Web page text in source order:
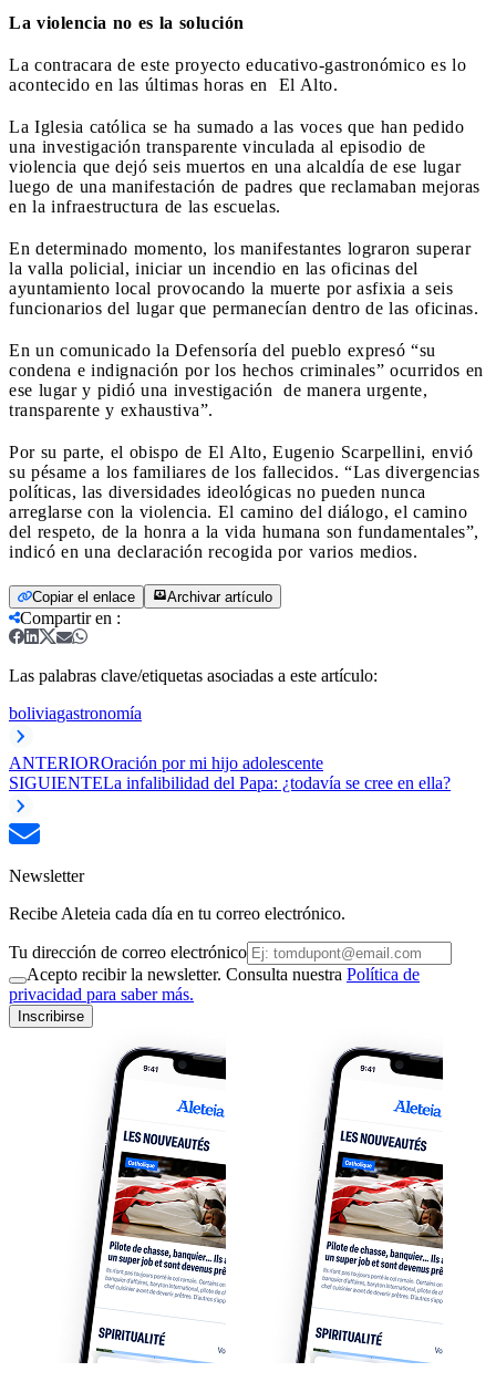
La violencia no es la solución
La contracara de este proyecto educativo-gastronómico es lo
acontecido en las últimas horas en El Alto.
La Iglesia católica se ha sumado a las voces que han pedido
una investigación transparente vinculada al episodio de
violencia que dejó seis muertos en una alcaldía de ese lugar
luego de una manifestación de padres que reclamaban mejoras
en la infraestructura de las escuelas.
En determinado momento, los manifestantes lograron superar
la valla policial, iniciar un incendio en las oficinas del
ayuntamiento local provocando la muerte por asfixia a seis
funcionarios del lugar que permanecían dentro de las oficinas.
En un comunicado la Defensoría del pueblo expresó “su
condena e indignación por los hechos criminales” ocurridos en
ese lugar y pidió una investigación de manera urgente,
transparente y exhaustiva”.
Por su parte, el obispo de El Alto, Eugenio Scarpellini, envió
su pésame a los familiares de los fallecidos. “Las divergencias
políticas, las diversidades ideológicas no pueden nunca
arreglarse con la violencia. El camino del diálogo, el camino
del respeto, de la honra a la vida humana son fundamentales”,
indicó en una declaración recogida por varios medios.
Copiar el enlace Archivar artículo
Compartir en :
Las palabras clave/etiquetas asociadas a este artículo:
boliviagastronomía
ANTERIOROración por mi hijo adolescente
SIGUIENTELa infalibilidad del Papa: ¿todavía se cree en ella?
Newsletter
Recibe Aleteia cada día en tu correo electrónico.
Tu dirección de correo electrónico
Acepto recibir la newsletter. Consulta nuestra Política de
privacidad para saber más.
Inscribirse